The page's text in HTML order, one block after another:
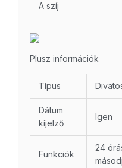
A szíj
Plusz információk
Típus
Dátum
kijelző
Igen
Funkciók
24